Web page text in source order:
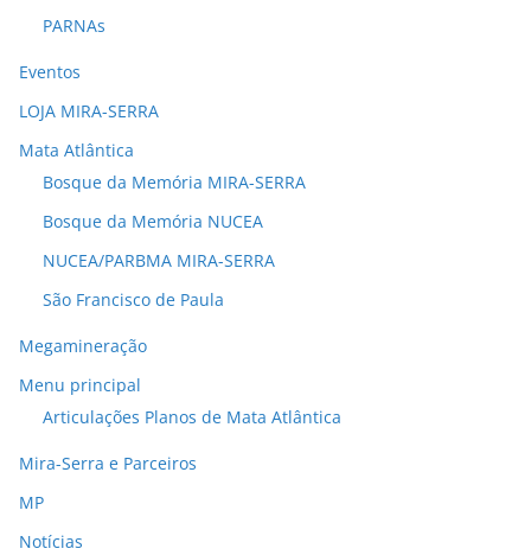
PARNAs
Eventos
LOJA MIRA-SERRA
Mata Atlântica
Bosque da Memória MIRA-SERRA
Bosque da Memória NUCEA
NUCEA/PARBMA MIRA-SERRA
São Francisco de Paula
Megamineração
Menu principal
Articulações Planos de Mata Atlântica
Mira-Serra e Parceiros
MP
Notícias